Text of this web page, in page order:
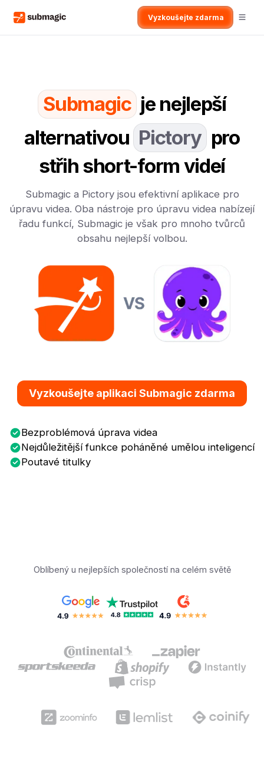
Vyzkoušejte zdarma
Submagic je nejlepší
alternativou Pictory pro
střih short-form videí
Submagic a Pictory jsou efektivní aplikace pro
úpravu videa. Oba nástroje pro úpravu videa nabízejí
řadu funkcí, Submagic je však pro mnoho tvůrců
obsahu nejlepší volbou.
Vyzkoušejte aplikaci Submagic zdarma
Bezproblémová úprava videa
Nejdůležitější funkce poháněné umělou inteligencí
Poutavé titulky
Oblíbený u nejlepších společností na celém světě